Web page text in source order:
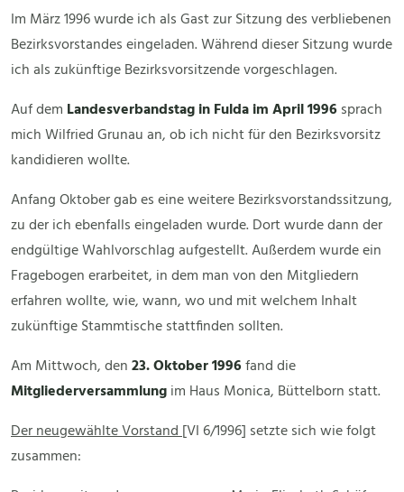
Im März 1996 wurde ich als Gast zur Sitzung des verbliebenen
Bezirksvorstandes eingeladen. Während dieser Sitzung wurde
ich als zukünftige Bezirksvorsitzende vorgeschlagen.
Auf dem Landesverbandstag in Fulda im April 1996sprach
mich Wilfried Grunau an, ob ich nicht für den Bezirksvorsitz
kandidieren wollte.
Anfang Oktober gab es eine weitere Bezirksvorstandssitzung,
zu der ich ebenfalls eingeladen wurde. Dort wurde dann der
endgültige Wahlvorschlag aufgestellt. Außerdem wurde ein
Fragebogen erarbeitet, in dem man von den Mitgliedern
erfahren wollte, wie, wann, wo und mit welchem Inhalt
zukünftige Stammtische stattfinden sollten.
Am Mittwoch, den23. Oktober 1996fand die
Mitgliederversammlungim Haus Monica, Büttelborn statt.
Der neugewählte Vorstand[VI 6/1996] setzte sich wie folgt
zusammen: